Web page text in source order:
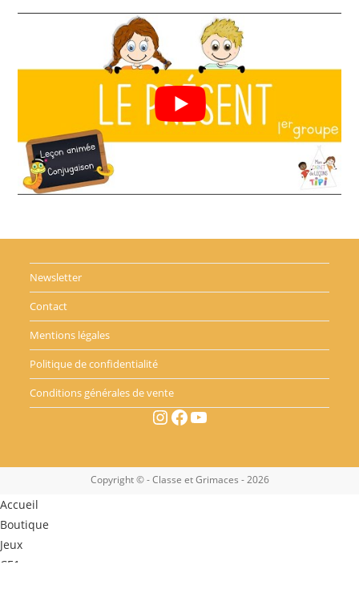
Newsletter
Contact
Mentions légales
Politique de confidentialité
Conditions générales de vente
Instagram Facebook YouTube
Copyright © - Classe et Grimaces - 2026
Accueil
Boutique
Jeux
CE1